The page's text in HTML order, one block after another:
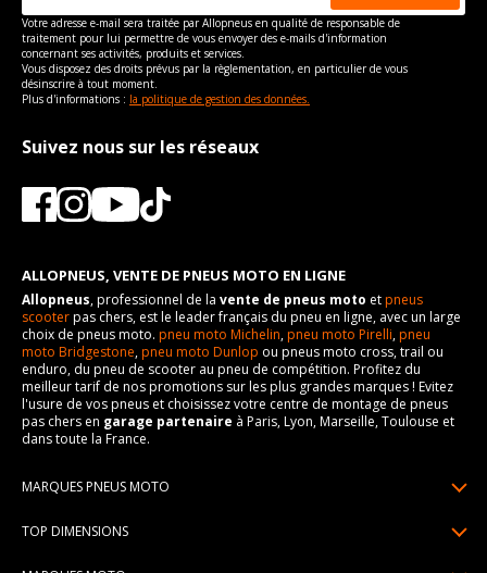
Votre adresse e-mail sera traitée par Allopneus en qualité de responsable de
traitement pour lui permettre de vous envoyer des e-mails d'information
concernant ses activités, produits et services.
Vous disposez des droits prévus par la règlementation, en particulier de vous
désinscrire à tout moment.
Plus d'informations : la politique de gestion des données.
Suivez nous sur les réseaux
ALLOPNEUS, VENTE DE PNEUS MOTO EN LIGNE
Allopneus, professionnel de la vente de pneus moto etpneus
scooterpas chers, est le leader français du pneu en ligne, avec un large
choix de pneus moto. pneu moto Michelin,pneu moto Pirelli,pneu
moto Bridgestone,pneu moto Dunlop ou pneus moto cross, trail ou
enduro, du pneu de scooter au pneu de compétition. Profitez du
meilleur tarif de nos promotions sur les plus grandes marques ! Evitez
l'usure de vos pneus et choisissez votre centre de montage de pneus
pas chers en garage partenaire à Paris, Lyon, Marseille, Toulouse et
dans toute la France.
MARQUES PNEUS MOTO
TOP DIMENSIONS